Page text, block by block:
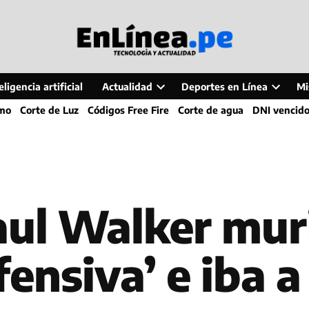
artificial Actualidad
Open
dropdown
Deportes en Línea
Open
dropdown
Corte de Luz Códigos Free Fire Corte de agua DNI vencido
Walker
e iba